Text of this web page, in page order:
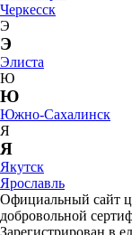
Черкесск
Э
Э
Элиста
Ю
Ю
Южно-Сахалинск
Я
Я
Якутск
Ярославль
Официальный сайт
добровольной
Зарегистрирован в